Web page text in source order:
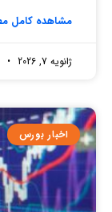
مشاهده کامل
ژانویه 7, 2026
اخبار بورس